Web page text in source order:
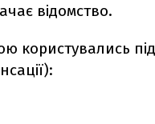
відомство.
користувались